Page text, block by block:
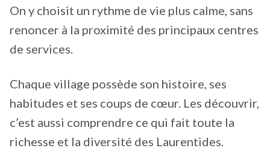
On y choisit un rythme de vie plus calme, sans
renoncer à la proximité des principaux centres
de services.
Chaque village possède son histoire, ses
habitudes et ses coups de cœur. Les découvrir,
c’est aussi comprendre ce qui fait toute la
richesse et la diversité des Laurentides.